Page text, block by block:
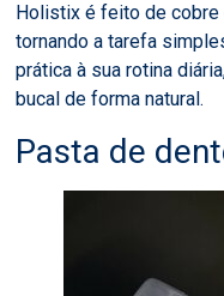
Holistix é feito de
tornando a tarefa
prática à sua rotina
bucal de forma natural.
Pasta de